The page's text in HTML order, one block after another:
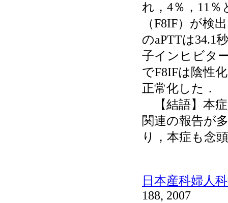
れ，4％，11
（F8IF）が検
のaPTTは34.1
子インヒビタ
でF8IFは陰性
正常化した．
【結語】本
関連の報告が
り，本症も念
日本産科婦人
188, 2007